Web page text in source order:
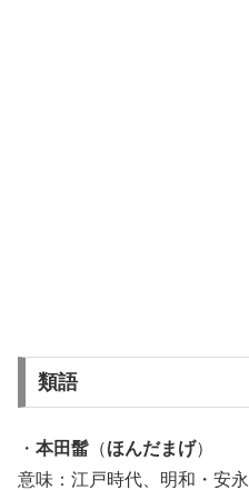
類語
・ 本田髷 （ほんだまげ）
意味：江戸時代、明和・安